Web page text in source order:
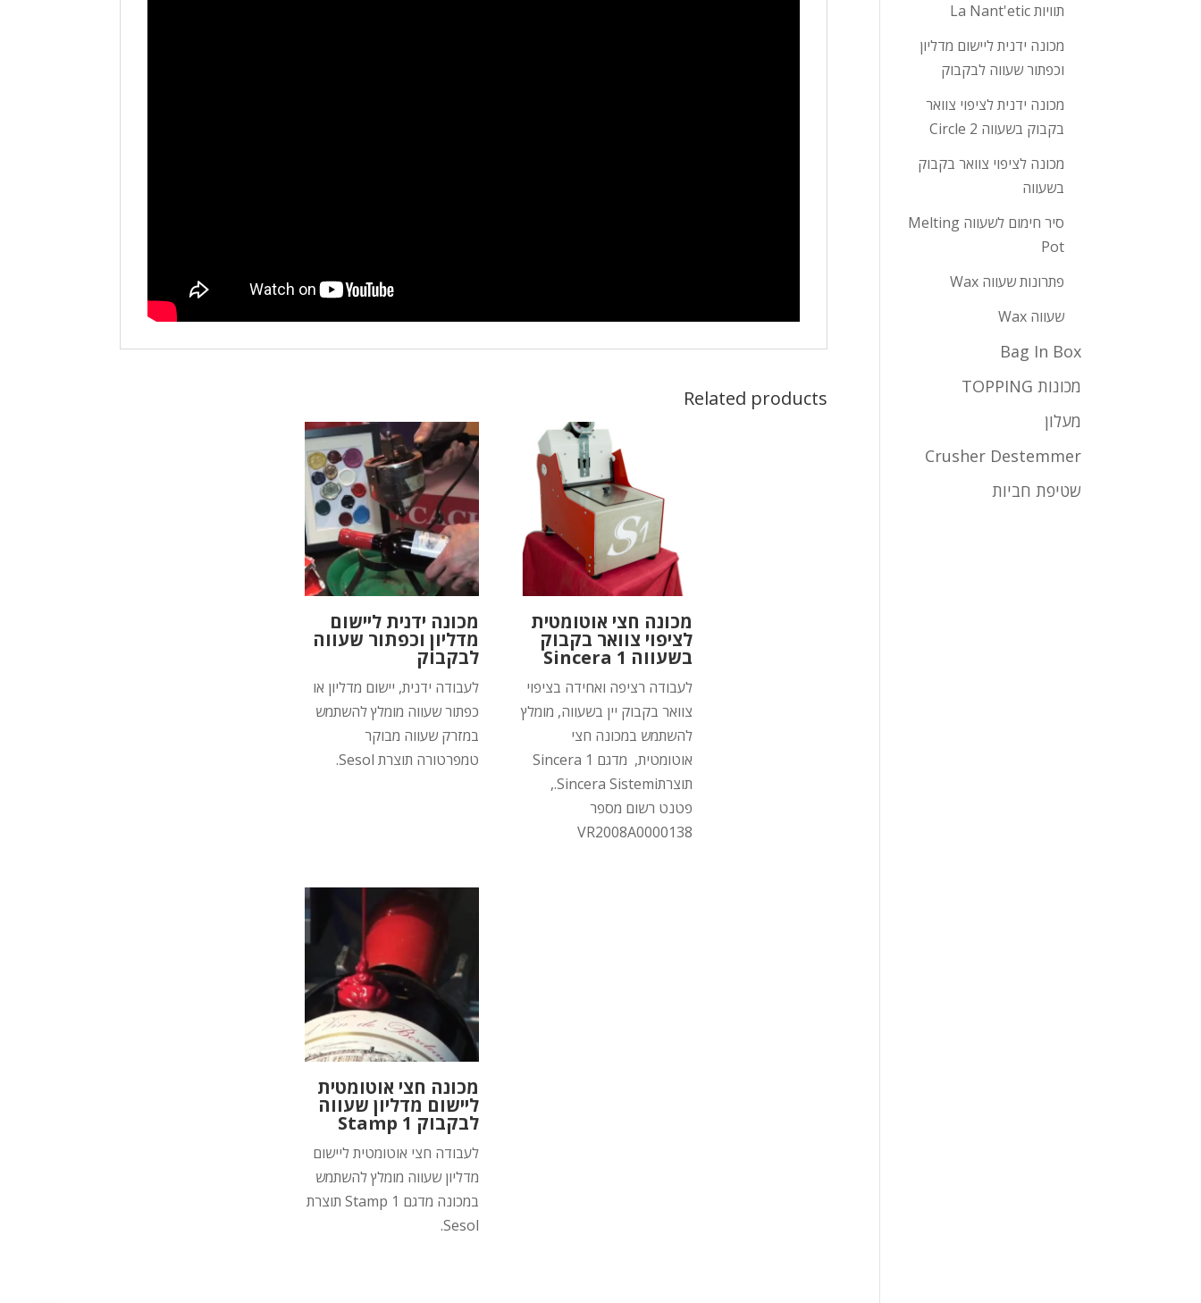
Related products
מכונה ידנית ליישום
מדליון וכפתור שעווה
לבקבוק
לעבודה ידנית, יישום מדליון או
כפתור שעווה מומלץ להשתמש
במזרק שעווה מבוקר
טמפרטורה תוצרת Sesol.
מכונה חצי אוטומטית
לציפוי צוואר בקבוק
בשעווה Sincera 1
לעבודה רציפה ואחידה בציפוי
צוואר בקבוק יין בשעווה, מומלץ
להשתמש במכונה חצי
אוטומטית, מדגם Sincera 1
תוצרתSincera Sistemi.,
פטנט רשום מספר
VR2008A0000138
מכונה חצי אוטומטית
ליישום מדליון שעווה
לבקבוק Stamp 1
לעבודה חצי אוטומטית ליישום
מדליון שעווה מומלץ להשתמש
במכונה מדגם Stamp 1 תוצרת
Sesol.
תוויות La Nant'etic
מכונה ידנית ליישום מדליון
וכפתור שעווה לבקבוק
מכונה ידנית לציפוי צוואר
בקבוק בשעווה Circle 2
מכונה לציפוי צוואר בקבוק
בשעווה
סיר חימום לשעווה Melting
Pot
פתרונות שעווה Wax
שעווה Wax
Bag In Box
מכונות TOPPING
מעלון
Crusher Destemmer
שטיפת חביות